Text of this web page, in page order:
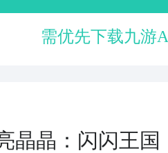
需优先下载九游
晶晶：闪闪王国